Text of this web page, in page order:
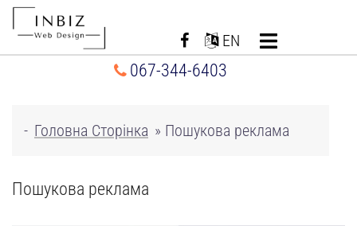
Перейти
EN
067-344-6403
- Головна Сторінка » Пошукова реклама
Пошукова реклама